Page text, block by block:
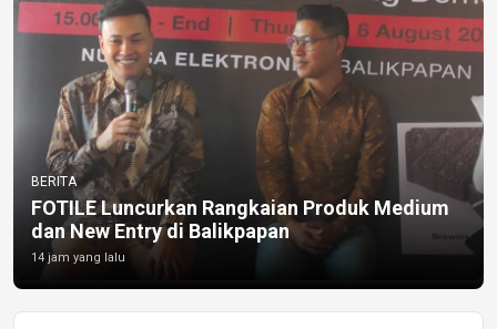
BERITA
FOTILE Luncurkan Rangkaian Produk Medium
dan New Entry di Balikpapan
14 jam yang lalu